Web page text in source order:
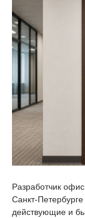
Разработчик
Санкт-
действующие и